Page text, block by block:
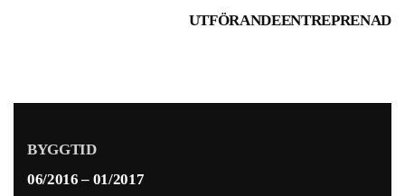
UTFÖRANDEENTREPRENAD
BYGGTID
06/2016 – 01/2017